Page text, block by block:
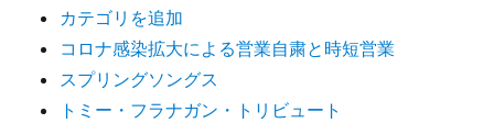
カテゴリを追加
コロナ感染拡大による営業自粛と時短営業
スプリングソングス
トミー・フラナガン・トリビュート